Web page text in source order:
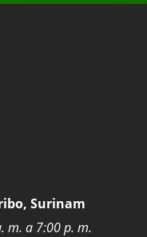
Surinam
m. a 7:00 p. m.